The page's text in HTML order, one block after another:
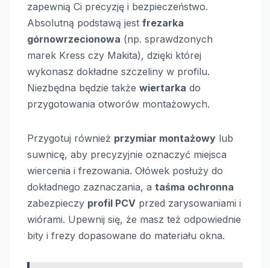
zapewnią Ci precyzję i bezpieczeństwo.
Absolutną podstawą jest frezarka
górnowrzecionowa (np. sprawdzonych
marek Kress czy Makita), dzięki której
wykonasz dokładne szczeliny w profilu.
Niezbędna będzie także wiertarka do
przygotowania otworów montażowych.
Przygotuj również przymiar montażowy lub
suwnicę, aby precyzyjnie oznaczyć miejsca
wiercenia i frezowania. Ołówek posłuży do
dokładnego zaznaczania, a taśma ochronna
zabezpieczy profil PCV przed zarysowaniami i
wiórami. Upewnij się, że masz też odpowiednie
bity i frezy dopasowane do materiału okna.